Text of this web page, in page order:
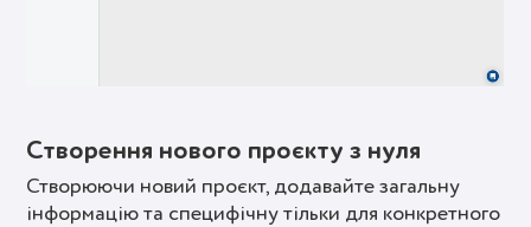
Створення нового проєкту з нуля
Створюючи новий проєкт, додавайте загальну
інформацію та специфічну тільки для конкретного